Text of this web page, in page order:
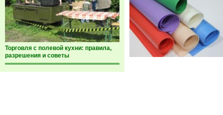
Торговля с полевой кухни: правила,
разрешения и советы